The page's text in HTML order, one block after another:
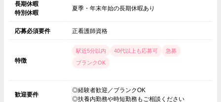
長期休暇
特別休暇
夏季・年末年始の長期休暇あり
応募必須要件 正看護師資格
特徴
駅近5分以内 40代以上も応募可
急募
ブランクOK
歓迎要件
◎経験者歓迎／ブランクOK
◎扶養内勤務や時短勤務もご相談ください